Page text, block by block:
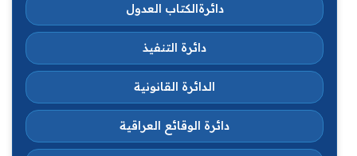
دائرةالكتاب العدول
دائرة التنفيذ
الدائرة القانونية
دائرة الوقائع العراقية